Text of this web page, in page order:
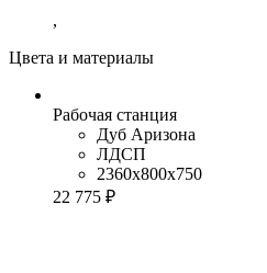
,
Цвета и материалы
Рабочая станция
Дуб Аризона
ЛДСП
2360x800x750
22 775 ₽